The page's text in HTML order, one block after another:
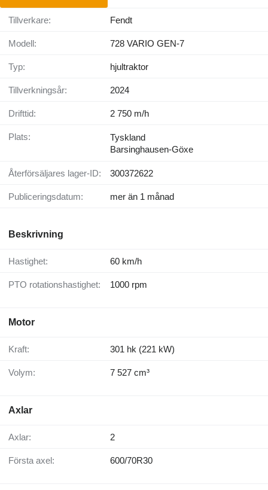
Tillverkare: Fendt
Modell: 728 VARIO GEN-7
Typ: hjultraktor
Tillverkningsår: 2024
Drifttid: 2 750 m/h
Plats:
Tyskland
Barsinghausen-Göxe
Återförsäljares lager-ID: 300372622
Publiceringsdatum: mer än 1 månad
Beskrivning
Hastighet: 60 km/h
PTO rotationshastighet: 1000 rpm
Motor
Kraft: 301 hk (221 kW)
Volym: 7 527 cm³
Axlar
Axlar: 2
Första axel: 600/70R30